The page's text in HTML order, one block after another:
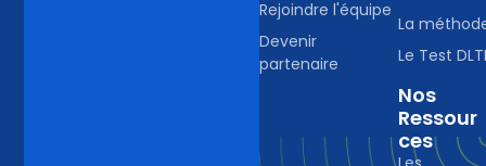
Rejoindre l'équipe
Devenir
partenaire
La
Le Test
Nos
Ressour
Ces